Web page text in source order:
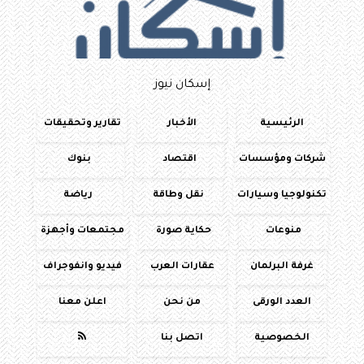
إسكان نيوز
الرئيسية الأخبار تقارير وتحقيقات
شركات ومؤسسات اقتصاد بنوك
تكنولوجيا وسيارات نقل وطاقة رياضة
منوعات حكاية صورة مجتمعات وأجهزة
غرفة البرلمان عقارات العرب فيديو وانفوجراف
العدد الورقى من نحن اعلن معنا
الخصوصية اتصل بنا 